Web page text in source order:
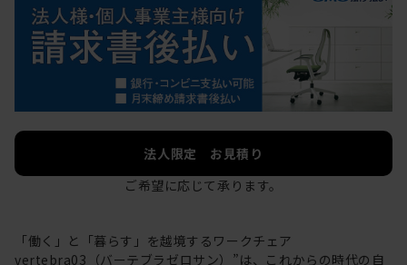
法人限定 お見積り
ご希望に応じて承ります。
「働く」と「暮らす」を越境するワークチェア
vertebra03（バーテブラゼロサン）”は、これからの時代の自